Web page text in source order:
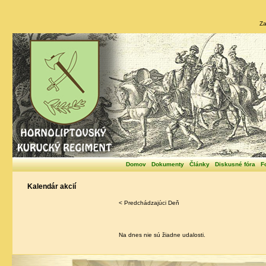
Domov Dokumenty Články Diskusné fóra
Kalendár akcií
< Predchádzajúci Deň
Na dnes nie sú žiadne udalosti.